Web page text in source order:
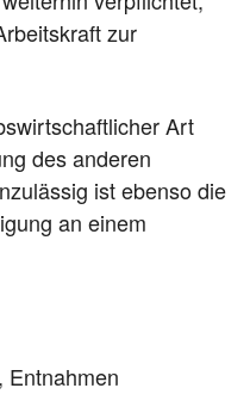
zur
Art
des anderen
ist ebenso die
an einem
Entnahmen